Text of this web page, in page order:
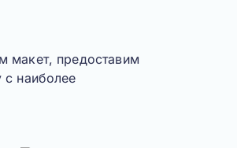
макет, предоставим
с наиболее